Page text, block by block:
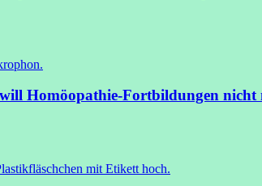
Homöopathie-Fortbildungen nicht